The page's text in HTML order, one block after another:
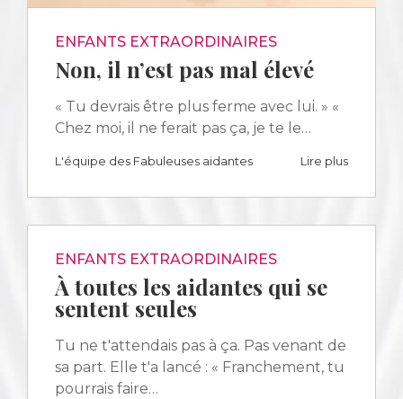
ENFANTS EXTRAORDINAIRES
Non, il n’est pas mal élevé
« Tu devrais être plus ferme avec lui. » «
Chez moi, il ne ferait pas ça, je te le…
L'équipe des Fabuleuses aidantes Lire plus
ENFANTS EXTRAORDINAIRES
À toutes les aidantes qui se
sentent seules
Tu ne t'attendais pas à ça. Pas venant de
sa part. Elle t'a lancé : « Franchement, tu
pourrais faire…